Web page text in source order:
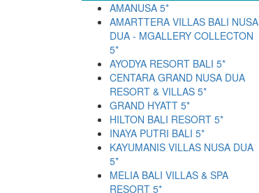
AMANUSA 5*
AMARTTERA VILLAS BALI NUSA
DUA - MGALLERY COLLECTON
5*
AYODYA RESORT BALI 5*
CENTARA GRAND NUSA DUA
RESORT & VILLAS 5*
GRAND HYATT 5*
HILTON BALI RESORT 5*
INAYA PUTRI BALI 5*
KAYUMANIS VILLAS NUSA DUA
5*
MELIA BALI VILLAS & SPA
RESORT 5*